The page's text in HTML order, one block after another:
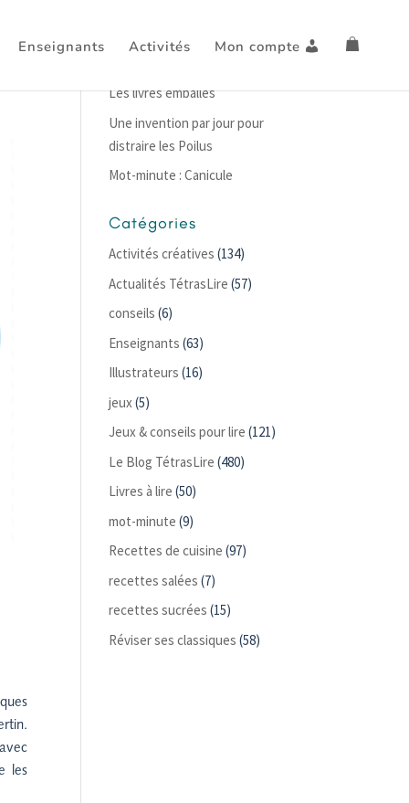
Enseignants Activités Mon compte
les
Les livres emballés
Une invention par jour pour
distraire les Poilus
Mot-minute : Canicule
Catégories
Activités créatives (134)
Actualités TétrasLire (57)
conseils (6)
Enseignants (63)
Illustrateurs (16)
jeux (5)
Jeux & conseils pour lire (121)
Le Blog TétrasLire (480)
Livres à lire (50)
mot-minute (9)
Recettes de cuisine (97)
recettes salées (7)
recettes sucrées (15)
Réviser ses classiques (58)